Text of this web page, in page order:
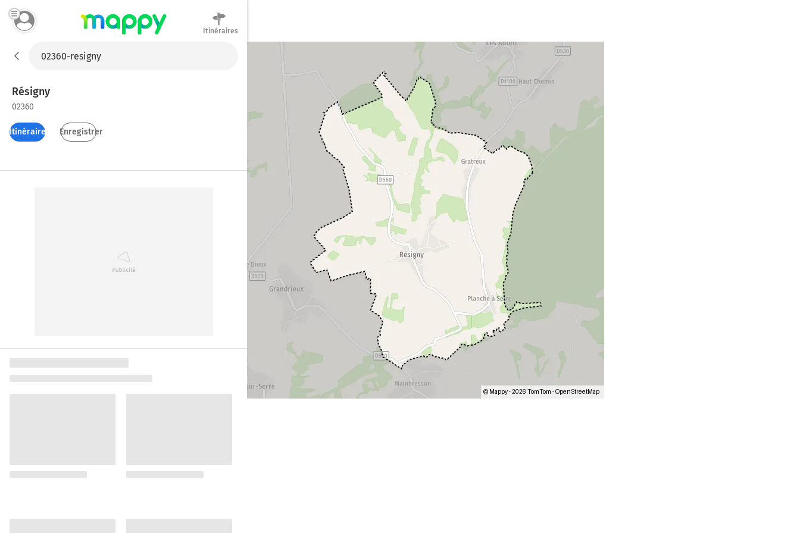
Itinéraires
Résigny
02360
Itinéraires Enregistrer